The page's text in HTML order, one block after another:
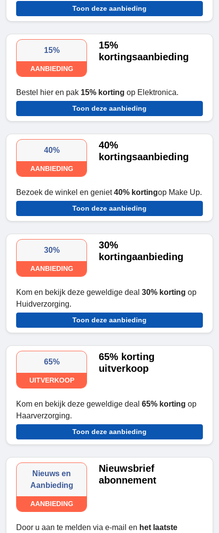
Toon deze aanbieding
15%
AANBIEDING
15%
kortingsaanbieding
Bestel hier en pak 15% korting op Elektronica.
Toon deze aanbieding
40%
AANBIEDING
40%
kortingsaanbieding
Bezoek de winkel en geniet40% kortingop Make Up.
Toon deze aanbieding
30%
AANBIEDING
30%
kortingaanbieding
Kom en bekijk deze geweldige deal 30% korting op
Huidverzorging.
Toon deze aanbieding
65%
UITVERKOOP
65% korting
uitverkoop
Kom en bekijk deze geweldige deal 65% korting op
Haarverzorging.
Toon deze aanbieding
Nieuws en
Aanbieding
AANBIEDING
Nieuwsbrief
abonnement
Door u aan te melden via e-mail en het laatste